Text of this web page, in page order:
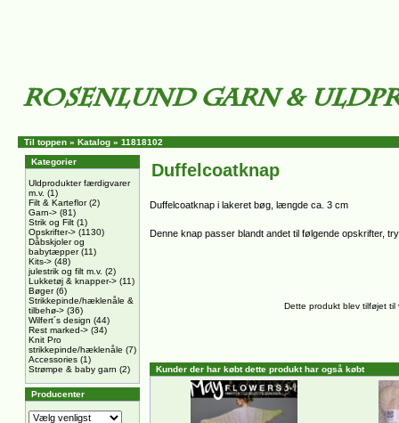
Til toppen » Katalog » 11818102
Kategorier
Uldprodukter færdigvarer
m.v. (1)
Filt & Karteflor(2)
Garn-> (81)
Strik og Filt (1)
Opskrifter-> (1130)
Dåbskjoler og
babytæpper(11)
Kits-> (48)
julestrik og filt m.v. (2)
Lukketøj & knapper-> (11)
Bøger(6)
Strikkepinde/hæklenåle &
tilbehø-> (36)
Wilfert´s design (44)
Rest marked-> (34)
Knit Pro
strikkepinde/hæklenåle (7)
Accessories (1)
Strømpe & baby garn (2)
Producenter
Duffelcoatknap
Duffelcoatknap i lakeret bøg, længde ca. 3 cm
Denne knap passer blandt andet til følgende opskrifter,
Dette produkt blev tilføjet
Kunder der har købt dette produkt har også købt